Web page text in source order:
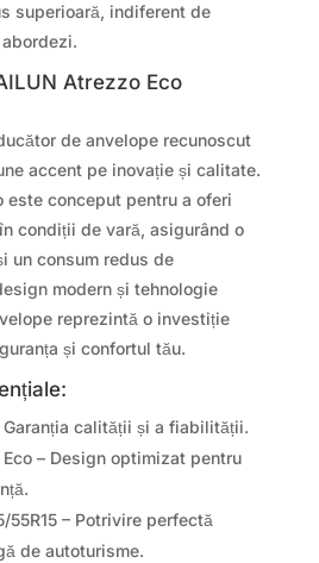
superioară, indiferent de
Atrezzo Eco
de anvelope recunoscut
accent pe inovație și calitate.
este conceput pentru a oferi
condiții de vară, asigurând o
un consum redus de
modern și tehnologie
reprezintă o investiție
și confortul tău.
Garanția calității și a fiabilității.
– Design optimizat pentru
55R15 – Potrivire perfectă
de autoturisme.